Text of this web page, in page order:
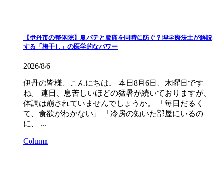
【伊丹市の整体院】夏バテと腰痛を同時に防ぐ？理学療法士が解説
する「梅干し」の医学的なパワー
2026/8/6
伊丹の皆様、こんにちは。 本日8月6日、木曜日です
ね。 連日、息苦しいほどの猛暑が続いておりますが、
体調は崩されていませんでしょうか。 「毎日だるく
て、食欲がわかない」 「冷房の効いた部屋にいるの
に、 ...
Column